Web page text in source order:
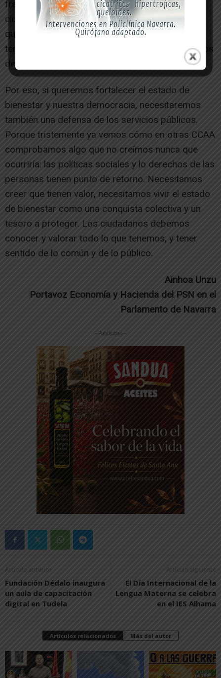
fraude. Y esto es muy peligroso, porque una
ciudadanía que no conoce, ni valora los servicios
que recibe por parte de la administración, puede
tener la tentación de apoyar otros modelos menos
democráticos.
Por eso, si queremos fortalecer el estado de
bienestar y nuestra democracia, necesitaremos
también una defensa de los servicios públicos.
Porque tristemente ya vemos cómo en otras CCAA
comprobamos algo que no creímos nunca que
ocurriría: las políticas sociales y lo derechos de las
personas tienen punto de retorno. Necesitamos
creer que tienen valor, necesitamos vivir el estado
de bienestar como una conquista colectiva y un
tesoro a proteger. Los ciudadanos debemos
conocer y valorar todo lo que tenemos, y tener
sentido de lo común y de lo público.
Ainhoa Unzu
Portavoz Economía y Hacienda del PSN en el
Parlamento de Navarra
-- Publicidad --
Artículo anterior
Fundación Dédalo inaugura
un aula de capacitación
digital en Tudela
Artículo siguiente
El Día Internacional de la
Lengua Materna se celebra
en el IES Alhama
Artículos relacionados Más del autor